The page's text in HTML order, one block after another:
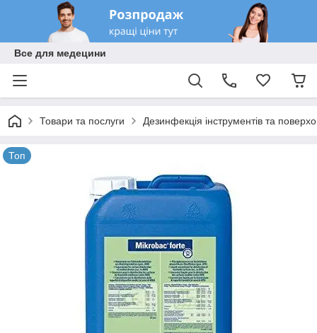
Все для медецини
Товари та послуги Дезинфекція інструментів та
Топ